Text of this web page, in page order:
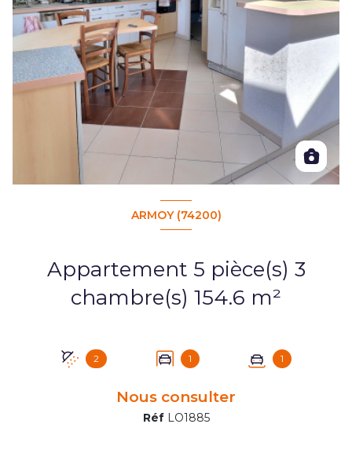
ARMOY (74200)
Appartement 5 pièce(s) 3
chambre(s) 154.6 m²
2 1 1
Nous consulter
Réf LO1885